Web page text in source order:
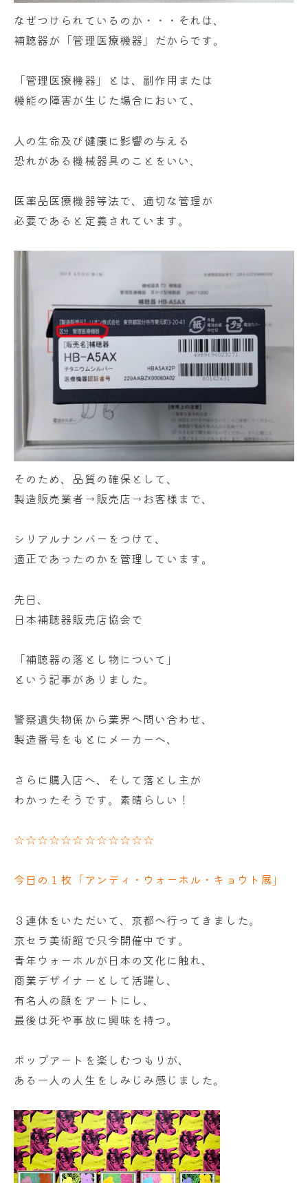
なぜつけられているのか・・・それは、
補聴器が「管理医療機器」だからです。
「管理医療機器」とは、副作用または
機能の障害が生じた場合において、
人の生命及び健康に影響の与える
恐れがある機械器具のことをいい、
医薬品医療機器等法で、適切な管理が
必要であると定義されています。
そのため、品質の確保として、
製造販売業者→販売店→お客様まで、
シリアルナンバーをつけて、
適正であったのかを管理しています。
先日、
日本補聴器販売店協会で
「補聴器の落とし物について」
という記事がありました。
警察遺失物係から業界へ問い合わせ、
製造番号をもとにメーカーへ、
さらに購入店へ、そして落とし主が
わかったそうです。素晴らしい！
☆☆☆☆☆☆☆☆☆☆☆☆
今日の１枚「アンディ・ウォーホル・キョウト展」
３連休をいただいて、京都へ行ってきました。
京セラ美術館で只今開催中です。
青年ウォーホルが日本の文化に触れ、
商業デザイナーとして活躍し、
有名人の顔をアートにし、
最後は死や事故に興味を持つ。
ポップアートを楽しむつもりが、
ある一人の人生をしみじみ感じました。